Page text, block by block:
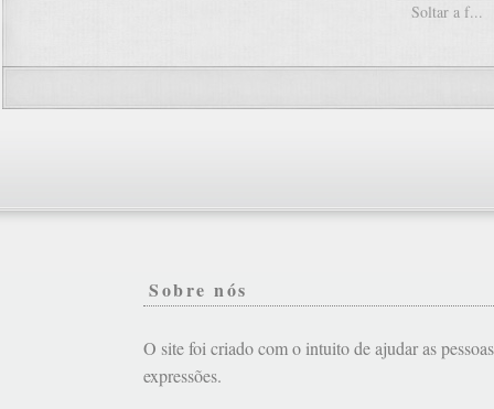
Soltar a f...
Sobre nós
O site foi criado com o intuito de ajudar as
expressões.